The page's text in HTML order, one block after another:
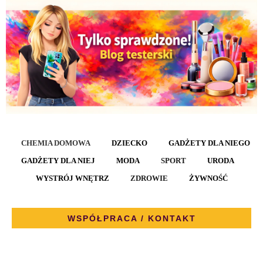
CHEMIA DOMOWA DZIECKO
GADŻETY DLA NIEGO
GADŻETY DLA NIEJ
MODA SPORT
URODA
WYSTRÓJ WNĘTRZ
ZDROWIE ŻYWNOŚĆ
WSPÓŁPRACA / KONTAKT